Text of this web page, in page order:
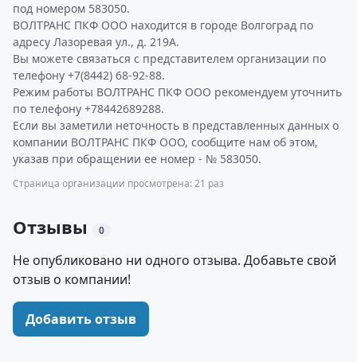
под номером 583050.
ВОЛТРАНС ПКФ ООО находится в городе Волгоград по
адресу Лазоревая ул., д. 219А.
Вы можете связаться с представителем организации по
телефону +7(8442) 68-92-88.
Режим работы ВОЛТРАНС ПКФ ООО рекомендуем уточнить
по телефону +78442689288.
Если вы заметили неточность в представленных данных о
компании ВОЛТРАНС ПКФ ООО, сообщите нам об этом,
указав при обращении ее номер - № 583050.
Страница организации просмотрена: 21 раз
Отзывы 0
Не опубликовано ни одного отзыва. Добавьте свой
отзыв о компании!
Добавить отзыв